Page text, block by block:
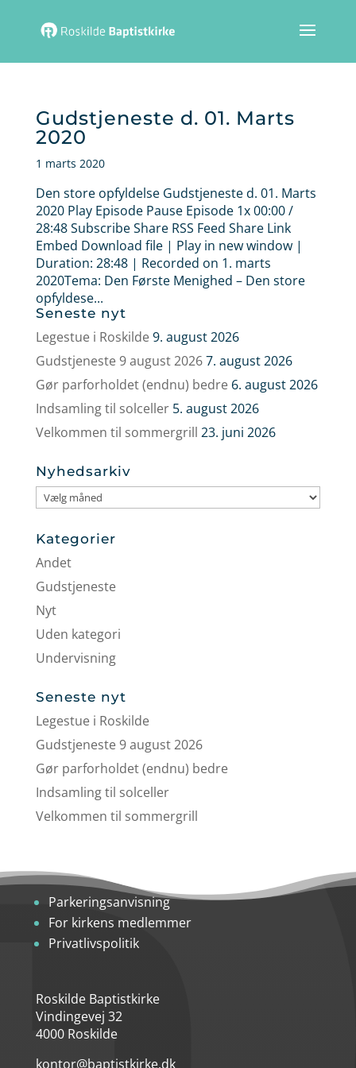
Gudstjeneste d. 01. Marts
2020
1 marts 2020
Den store opfyldelse Gudstjeneste d. 01. Marts
2020 Play Episode Pause Episode 1x 00:00 /
28:48 Subscribe Share RSS Feed Share Link
Embed Download file | Play in new window |
Duration: 28:48 | Recorded on 1. marts
2020Tema: Den Første Menighed – Den store
opfyldese...
Seneste nyt
Legestue i Roskilde9. august 2026
Gudstjeneste 9 august 20267. august 2026
Gør parforholdet (endnu) bedre 6. august 2026
Indsamling til solceller 5. august 2026
Velkommen til sommergrill 23. juni 2026
Nyhedsarkiv
Nyhedsarkiv
Kategorier
Andet
Gudstjeneste
Nyt
Uden kategori
Undervisning
Seneste nyt
Legestue i Roskilde
Gudstjeneste 9 august 2026
Gør parforholdet (endnu) bedre
Indsamling til solceller
Velkommen til sommergrill
Parkeringsanvisning
For kirkens medlemmer
Privatlivspolitik
Roskilde Baptistkirke
Vindingevej 32
4000 Roskilde
kontor@baptistkirke.dk